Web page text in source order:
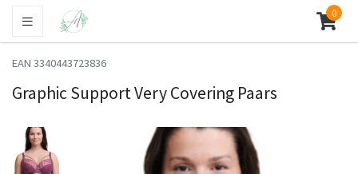
0
EAN 3340443723836
Graphic Support Very Covering Paars